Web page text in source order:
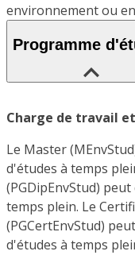
environnement ou
Programme
Charge de travail
Le Master
d'études à temps
(PGDipEnvStud)
temps plein. Le
(PGCertEnvStud)
d'études à temps